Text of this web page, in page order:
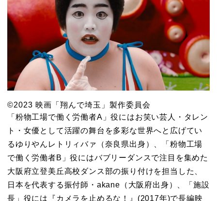
©2023 映画「翔んで埼玉」製作委員会
「粉物工場で働く労働者A」役にはお笑い芸人・タレン
ト・女優として活躍の舞台を多彩な世界へと広げてい
るゆりやんレトリィバァ（奈良県出身）、「粉物工場
で働く労働者B」役にはバブリーダンスで注目を集めた
大阪府立登美丘高校ダンス部の振り付けを担当した、
日本を代表する振付師・akane（大阪府出身）、「施設
長」役には『カメラを止めるな！』(2017年)で長編映